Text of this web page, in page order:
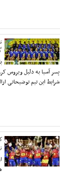
پسر آسیا به دلیل ویروس
شرایط این تیم توضیحاتی